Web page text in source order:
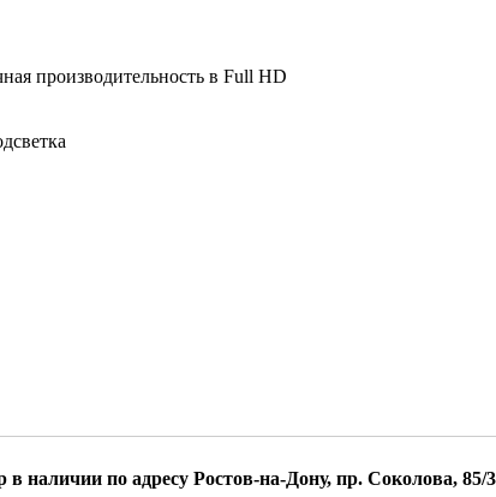
производительность в Full HD
в наличии по адресу Ростов-на-Дону, пр. Соколова, 85/